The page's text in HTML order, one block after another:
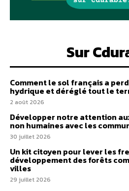
Sur
Comment le sol français a
hydrique et déréglé tout le
2 août 2026
Développer notre attention
non humaines avec les
30 juillet 2026
Un kit citoyen pour lever les
développement des forêts
villes
29 juillet 2026